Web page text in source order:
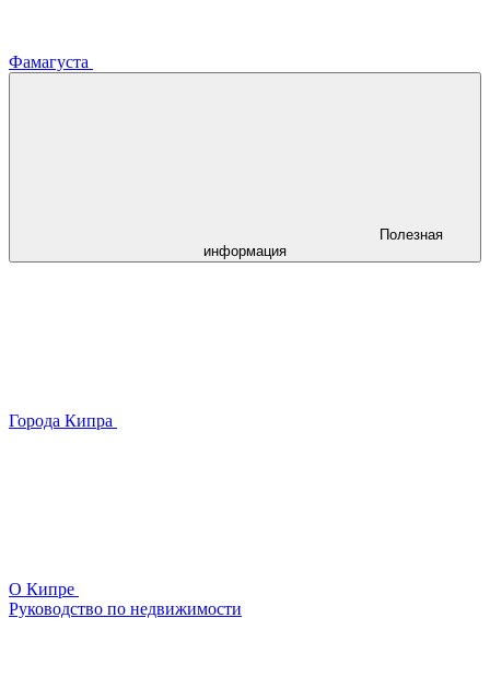
Фамагуста
Полезная
информация
Города Кипра
О Кипре
Руководство по недвижимости